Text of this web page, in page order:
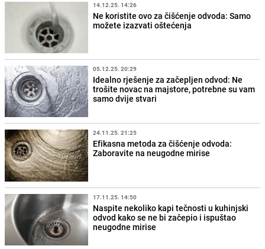
14.12.25. 14:26
Ne koristite ovo za čišćenje odvoda: Samo
možete izazvati oštećenja
05.12.25. 20:29
Idealno rješenje za začepljen odvod: Ne
trošite novac na majstore, potrebne su vam
samo dvije stvari
24.11.25. 21:25
Efikasna metoda za čišćenje odvoda:
Zaboravite na neugodne mirise
17.11.25. 14:50
Naspite nekoliko kapi tečnosti u kuhinjski
odvod kako se ne bi začepio i ispuštao
neugodne mirise